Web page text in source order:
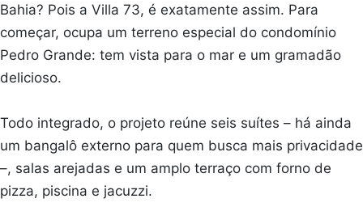
Bahia? Pois a Villa 73, é exatamente assim. Para
começar, ocupa um terreno especial do condomínio
Pedro Grande: tem vista para o mar e um gramadão
delicioso.
Todo integrado, o projeto reúne seis suítes – há ainda
um bangalô externo para quem busca mais privacidade
–, salas arejadas e um amplo terraço com forno de
pizza, piscina e jacuzzi.